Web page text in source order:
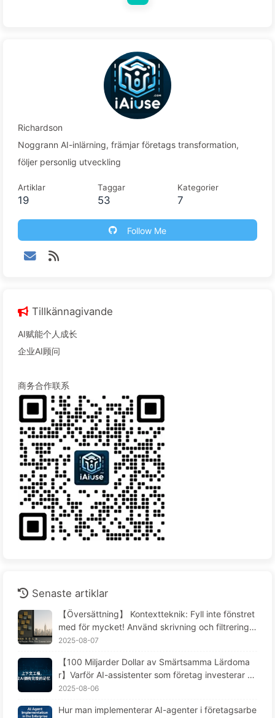
Richardson
Noggrann AI-inlärning, främjar företags transformation,
följer personlig utveckling
Artiklar
19
Taggar
53
Kategorier
7
Follow Me
Tillkännagivande
AI赋能个人成长
企业AI顾问
商务合作联系
Senaste artiklar
【Översättning】 Kontextteknik: Fyll inte fönstret
med för mycket! Använd skrivning och filtrering i
fyra steg, var försiktig med förorening och förvirri
ngsamt 170
2025-08-07
【100 Miljarder Dollar av Smärtsamma Lärdoma
r】Varför AI-assistenter som företag investerar st
ort i alltid "glömmer" i kritiska stunder, medan ko
0%? — Lär känna AI169
2025-08-06
Hur man implementerar AI-agenter i företagsarbe